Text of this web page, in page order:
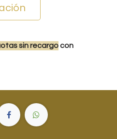
sin recargocon